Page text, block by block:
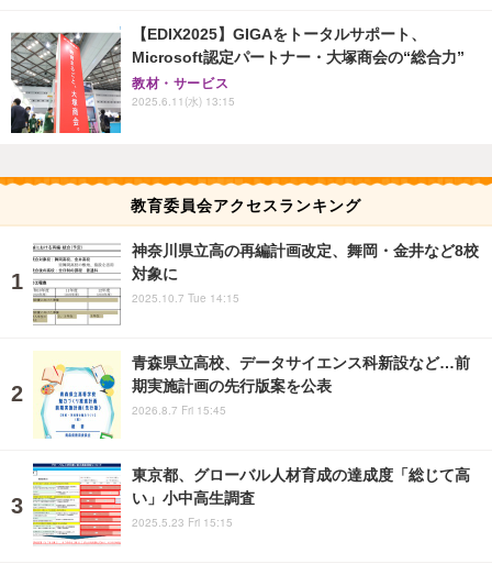
【EDIX2025】GIGAをトータルサポート、
Microsoft認定パートナー・大塚商会の“総合力”
教材・サービス
2025.6.11(水) 13:15
教育委員会アクセスランキング
神奈川県立高の再編計画改定、舞岡・金井など8校
対象に
2025.10.7 Tue 14:15
青森県立高校、データサイエンス科新設など…前
期実施計画の先行版案を公表
2026.8.7 Fri 15:45
東京都、グローバル人材育成の達成度「総じて高
い」小中高生調査
2025.5.23 Fri 15:15